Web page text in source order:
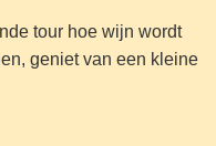
tour hoe wijn wordt
geniet van een kleine